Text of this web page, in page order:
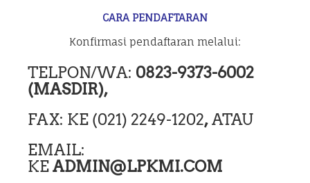
CARA PENDAFTARAN
Konfirmasi pendaftaran melalui:
TELPON/WA: 0823-9373-6002
(MASDIR),
FAX: KE (021) 2249-1202,ATAU
EMAIL:
KEADMIN@LPKMI.COM